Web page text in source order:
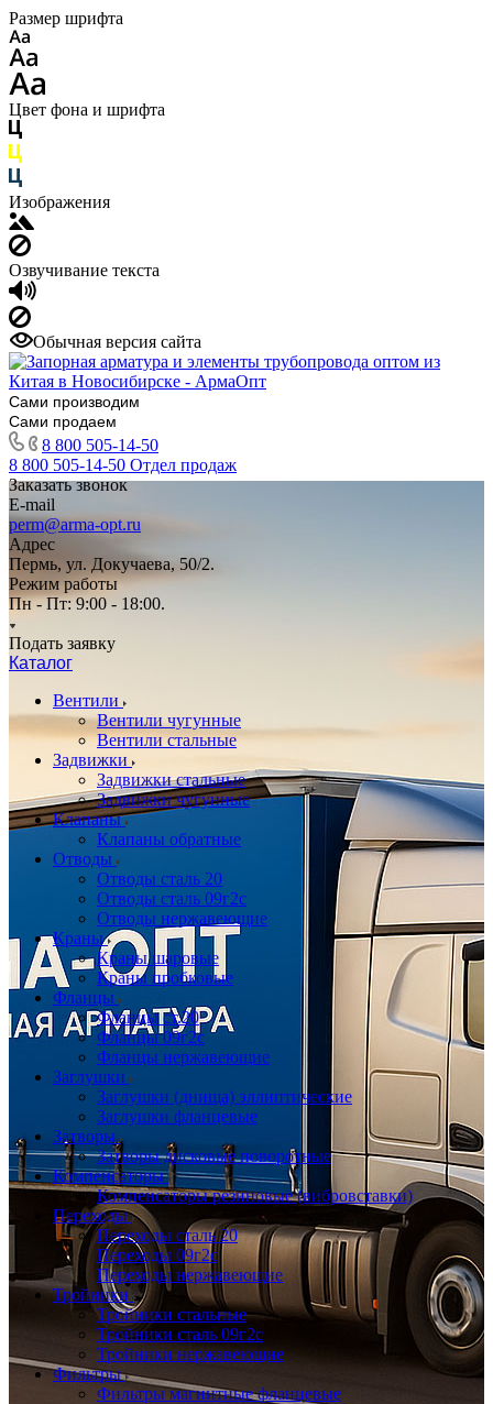
Размер шрифта
Цвет фона и шрифта
Изображения
Озвучивание текста
Обычная версия сайта
Сами производим
Сами продаем
8 800 505-14-50
8 800 505-14-50 Отдел продаж
Заказать звонок
E-mail
perm@arma-opt.ru
Адрес
Пермь, ул. Докучаева, 50/2.
Режим работы
Пн - Пт: 9:00 - 18:00.
Подать заявку
Каталог
Вентили
Вентили чугунные
Вентили стальные
Задвижки
Задвижки стальные
Задвижки чугунные
Клапаны
Клапаны обратные
Отводы
Отводы сталь 20
Отводы сталь 09г2с
Отводы нержавеющие
Краны
Краны шаровые
Краны пробковые
Фланцы
Фланцы ст.20
Фланцы 09г2с
Фланцы нержавеющие
Заглушки
Заглушки (днища) эллиптические
Заглушки фланцевые
Затворы
Затворы дисковые поворотные
Компенсаторы
Компенсаторы резиновые (вибровставки)
Переходы
Переходы сталь 20
Переходы 09г2с
Переходы нержавеющие
Тройники
Тройники стальные
Тройники сталь 09г2с
Тройники нержавеющие
Фильтры
Фильтры магнитные фланцевые